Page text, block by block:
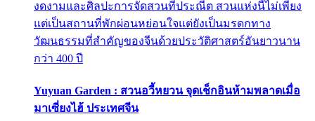
งดงามและศิลปะการจัดสวนที่ประณีต สวนแห่งนี้ไม่เพียง
แต่เป็นสถานที่พักผ่อนหย่อนใจแต่ยังเป็นมรดกทาง
วัฒนธรรมที่สำคัญของจีนด้วยประวัติศาสตร์อันยาวนาน
กว่า 400 ปี
Yuyuan Garden : สวนอวี้หยวน จุดเช็กอินห้ามพลาดเมื่อ
มาเซี่ยงไฮ้ ประเทศจีน